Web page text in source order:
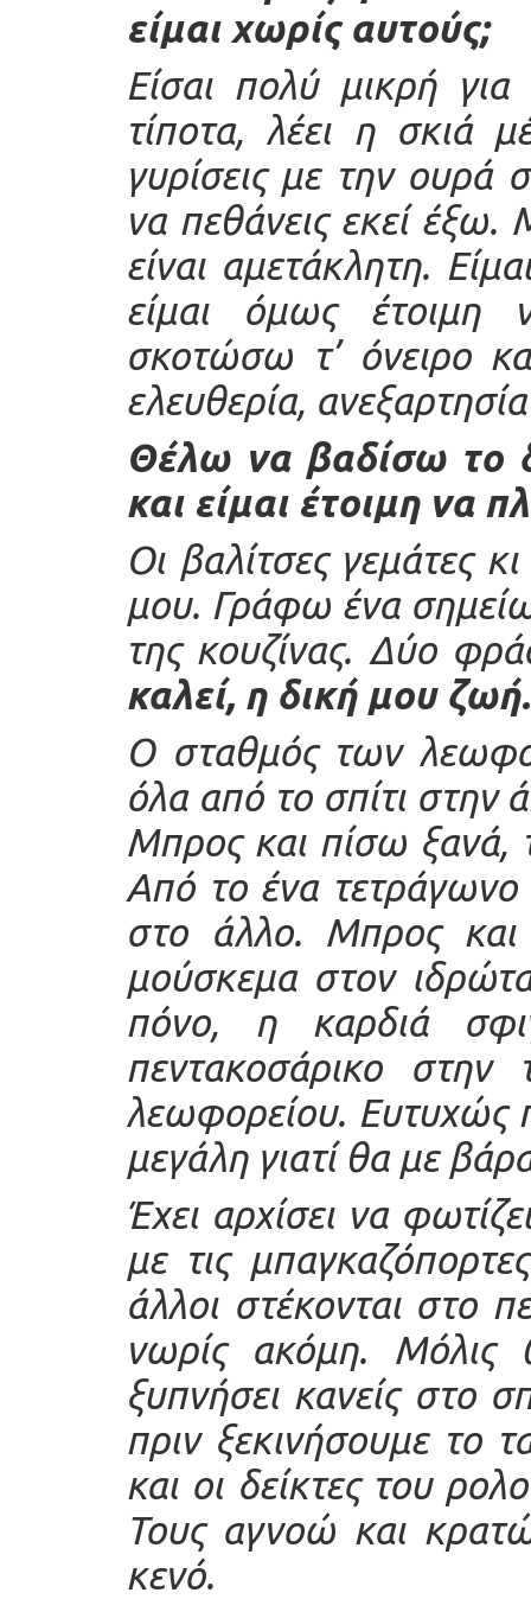
είμαι χωρίς αυτούς;
Είσαι πολύ μικρή
τίποτα, λέει η σκιά
γυρίσεις με την ουρά
να πεθάνεις εκεί
είναι αμετάκλητη.
είμαι όμως
σκοτώσω τ’ όνειρο
ελευθερία,
Θέλω να βαδίσω το
και είμαι έτοιμη να
Οι βαλίτσες γεμάτες
μου. Γράφω ένα
της κουζίνας. Δύο
καλεί, η δική μου
Ο σταθμός των
όλα από το σπίτι στην
Μπρος και πίσω ξανά,
Από το ένα
στο άλλο. Μπρος και
μούσκεμα στον
πόνο, η καρδιά
πεντακοσάρικο στην
λεωφορείου. Ευτυχώς
μεγάλη γιατί θα με
Έχει αρχίσει να
με τις
άλλοι στέκονται στο
νωρίς ακόμη. Μόλις
ξυπνήσει κανείς στο
πριν ξεκινήσουμε το
και οι δείκτες του
Τους αγνοώ και
κενό.